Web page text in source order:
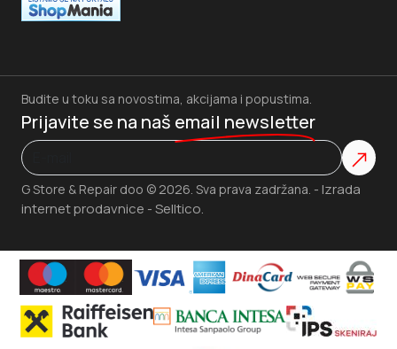
G Store & Repair doo © 2026. Sva prava zadržana. - Izrada
internet prodavnice - Selltico.
Budite u toku sa novostima, akcijama i popustima.
Prijavite se na naš email newsletter